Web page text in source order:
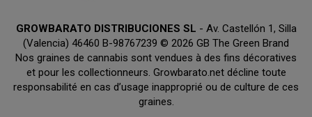
GROWBARATO DISTRIBUCIONES SL - Av. Castellón 1, Silla
(Valencia) 46460 B-98767239 © 2026 GB The Green Brand
Nos graines de cannabis sont vendues à des fins décoratives
et pour les collectionneurs. Growbarato.net décline toute
responsabilité en cas d’usage inapproprié ou de culture de ces
graines.